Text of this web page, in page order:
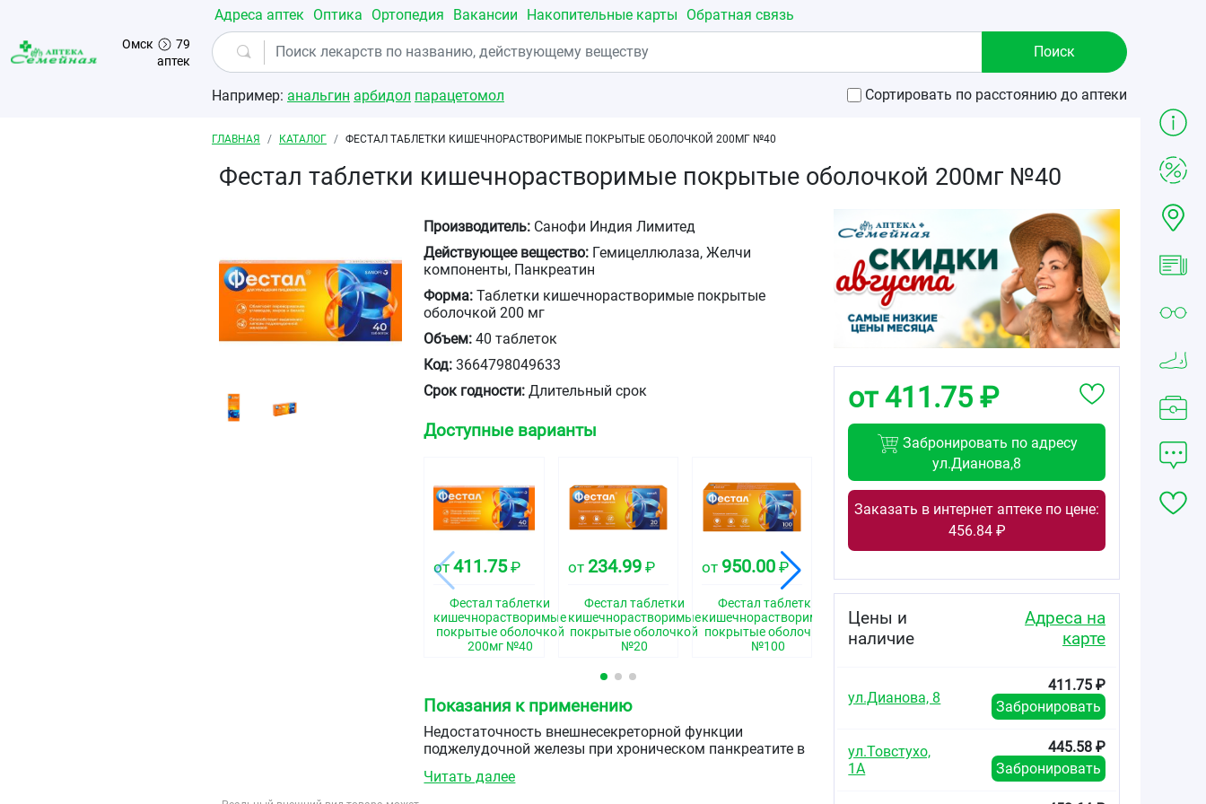
Перейти к основному содержанию
Омск
79
аптек
Адреса аптек Оптика Ортопедия Вакансии Накопительные карты Обратная связь
Например: анальгин арбидол парацетомол Сортировать по расстоянию до аптеки
Строка навигации
ГЛАВНАЯ КАТАЛОГ ФЕСТАЛ ТАБЛЕТКИ КИШЕЧНОРАСТВОРИМЫЕ ПОКРЫТЫЕ ОБОЛОЧКОЙ 200МГ №40
Фестал таблетки кишечнорастворимые покрытые оболочкой 200мг №40
Производитель: Санофи Индия Лимитед
Действующее вещество: Гемицеллюлаза, Желчи
компоненты, Панкреатин
Форма: Таблетки кишечнорастворимые покрытые
оболочкой 200 мг
Объем: 40 таблеток
Код: 3664798049633
Срок годности: Длительный срок
Доступные варианты
от411.75₽
Фестал таблетки
кишечнорастворимые
покрытые оболочкой
200мг №40
от 234.99₽
Фестал таблетки
кишечнорастворимые
покрытые оболочкой
№20
от 950.00 ₽
Фестал таблетки
кишечнорастворимые
покрытые оболочкой
№100
кишечнорастворимые
покрытые оболочкой
№40
кишечнорастворимые
покрытые оболочкой
Показания к применению
Недостаточность внешнесекреторной функции
поджелудочной железы при хроническом панкреатите в
различных патологических состояний, клинически
Читать далее
от 411.75 ₽
Забронировать по адресу
ул.Дианова,8
Заказать в интернет аптеке по цене:
456.84 ₽
Цены и
наличие
Адреса на
карте
ул.Дианова, 8
411.75 ₽
Забронировать
ул.Товстухо,
1А
445.58 ₽
Забронировать